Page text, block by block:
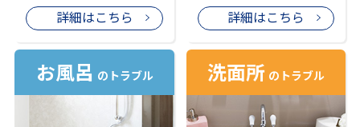
詳細はこちら 詳細はこちら
お風呂 のトラブル 洗面所 のトラブル